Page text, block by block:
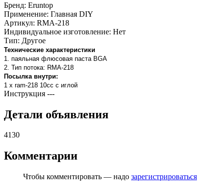
Бренд: Eruntop
Применение: Главная DIY
Артикул: RMA-218
Индивидуальное изготовление: Нет
Тип: Другое
Технические характеристики
1. паяльная флюсовая паста BGA
2. Тип потока: RMA-218
Посылка внутри:
1 x ram-218 10cc с иглой
Инструкция ---
Детали объявления
4130
Комментарии
Чтобы комментировать — надо зарегистрироваться